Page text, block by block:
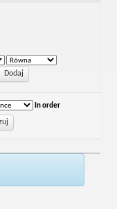
In order